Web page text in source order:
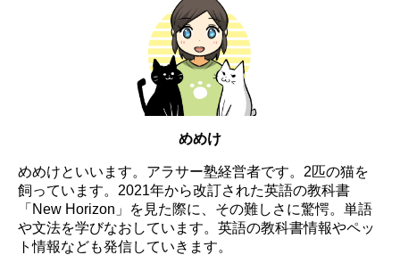
めめけ
めめけといいます。アラサー塾経営者です。2匹の猫を
飼っています。2021年から改訂された英語の教科書
「New Horizon」を見た際に、その難しさに驚愕。単語
や文法を学びなおしています。英語の教科書情報やペッ
ト情報なども発信していきます。